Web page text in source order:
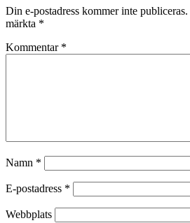
Din e-postadress kommer inte publiceras.
märkta *
Kommentar *
Namn *
E-postadress *
Webbplats